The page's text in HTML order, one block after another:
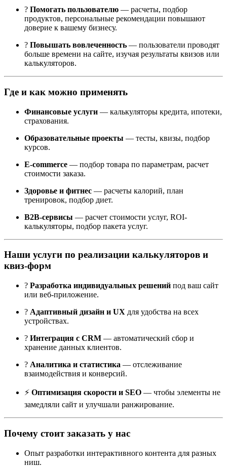
? Помогать пользователю — расчеты, подбор
продуктов, персональные рекомендации повышают
доверие к вашему бизнесу.
? Повышать вовлеченность — пользователи проводят
больше времени на сайте, изучая результаты квизов или
калькуляторов.
Где и как можно применять
Финансовые услуги — калькуляторы кредита, ипотеки,
страхования.
Образовательные проекты — тесты, квизы, подбор
курсов.
E-commerce — подбор товара по параметрам, расчет
стоимости заказа.
Здоровье и фитнес — расчеты калорий, план
тренировок, подбор диет.
B2B-сервисы — расчет стоимости услуг, ROI-
калькуляторы, подбор пакета услуг.
Наши услуги по реализации калькуляторов и
квиз-форм
? Разработка индивидуальных решений под ваш сайт
или веб-приложение.
? Адаптивный дизайн и UX для удобства на всех
устройствах.
?️ Интеграция с CRM — автоматический сбор и
хранение данных клиентов.
? Аналитика и статистика — отслеживание
взаимодействия и конверсий.
⚡ Оптимизация скорости и SEO — чтобы элементы не
замедляли сайт и улучшали ранжирование.
Почему стоит заказать у нас
Опыт разработки интерактивного контента для разных
ниш.